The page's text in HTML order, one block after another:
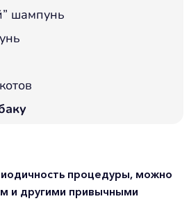
шампунь
процедуры, можно
и другими привычными